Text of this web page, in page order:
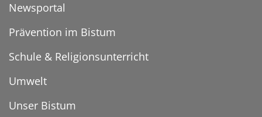
Newsportal
Prävention im Bistum
Schule & Religionsunterricht
Umwelt
Unser Bistum